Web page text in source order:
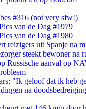
#316 (not very sfw!)
van de Dag #1979
van de Dag #1980
reizigers uit Spanje na
steekt bewoner na
Russische aanval op
"Ik geloof dat ik heb
na